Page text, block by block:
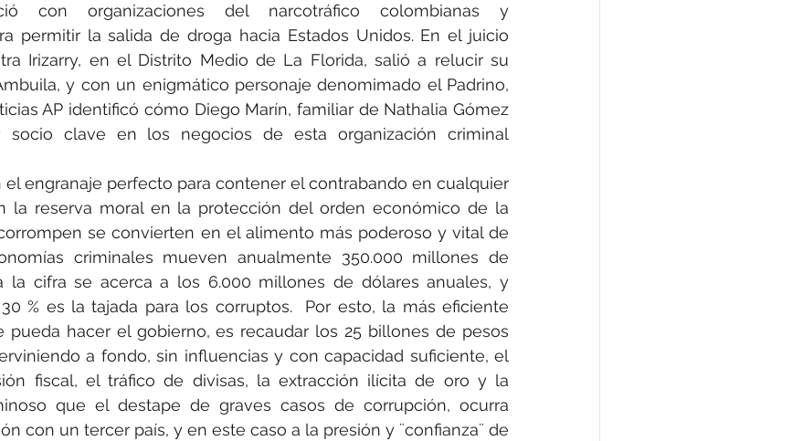
con organizaciones del narcotráfico colombianas y
permitir la salida de droga hacia Estados Unidos. En el juicio
Irizarry, en el Distrito Medio de La Florida, salió a relucir su
y con un enigmático personaje denomimado el Padrino,
AP identificó cómo Diego Marín, familiar de Nathalia Gómez
socio clave en los negocios de esta organización criminal
el engranaje perfecto para contener el contrabando en cualquier
la reserva moral en la protección del orden económico de la
se convierten en el alimento más poderoso y vital de
criminales mueven anualmente 350.000 millones de
la cifra se acerca a los 6.000 millones de dólares anuales, y
% es la tajada para los corruptos.  Por esto, la más eficiente
pueda hacer el gobierno, es recaudar los 25 billones de pesos
a fondo, sin influencias y con capacidad suficiente, el
fiscal, el tráfico de divisas, la extracción ilícita de oro y la
que el destape de graves casos de corrupción, ocurra
con un tercer país, y en este caso a la presión y ¨confianza¨ de